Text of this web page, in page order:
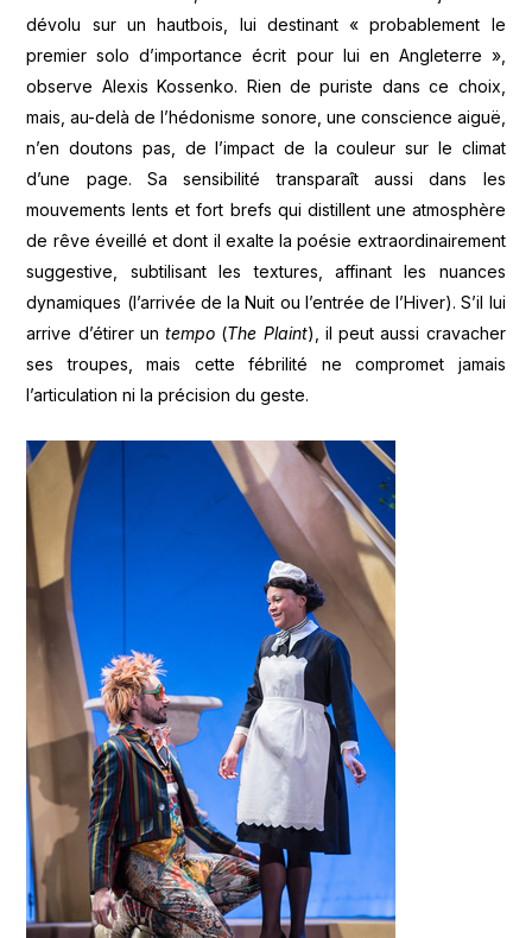
dévolu sur un hautbois, lui destinant « probablement le
premier solo d’importance écrit pour lui en Angleterre »,
observe Alexis Kossenko. Rien de puriste dans ce choix,
mais, au-delà de l’hédonisme sonore, une conscience aiguë,
n’en doutons pas, de l’impact de la couleur sur le climat
d’une page. Sa sensibilité transparaît aussi dans les
mouvements lents et fort brefs qui distillent une atmosphère
de rêve éveillé et dont il exalte la poésie extraordinairement
suggestive, subtilisant les textures, affinant les nuances
dynamiques (l’arrivée de la Nuit ou l’entrée de l’Hiver). S’il lui
arrive d’étirer untempo (The Plaint), il peut aussi cravacher
ses troupes, mais cette fébrilité ne compromet jamais
l’articulation ni la précision du geste.